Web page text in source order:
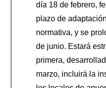
día 18 de febrero,
plazo de
normativa, y se
de junio. Estará
primera,
marzo, incluirá la